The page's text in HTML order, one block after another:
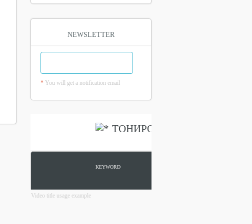
NEWSLETTER
* You will get a notification email
Video title usage example